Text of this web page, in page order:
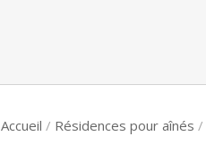
Accueil / Résidences pour aînés /